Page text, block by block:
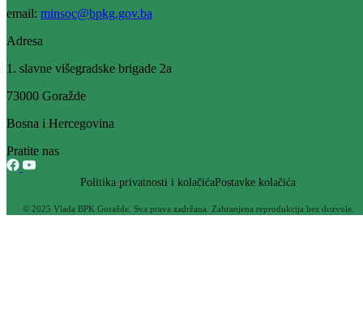
Prema podacima, na području BPK povećan broj oboljelih od
dijabetesa